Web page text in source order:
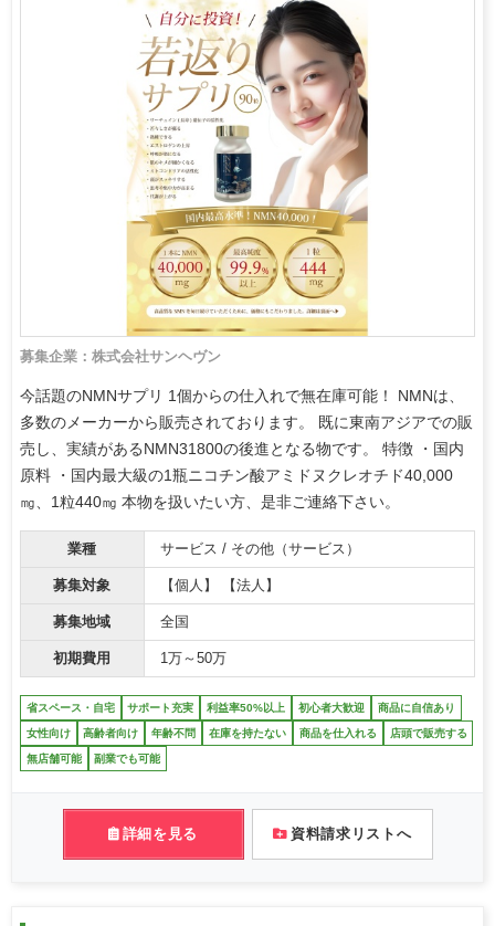
募集企業：株式会社サンヘヴン
今話題のNMNサプリ 1個からの仕入れで無在庫可能！ NMNは、
多数のメーカーから販売されております。 既に東南アジアでの販
売し、実績があるNMN31800の後進となる物です。 特徴 ・国内
原料 ・国内最大級の1瓶ニコチン酸アミドヌクレオチド40,000
㎎、1粒440㎎ 本物を扱いたい方、是非ご連絡下さい。
業種 サービス / その他（サービス）
募集対象 【個人】 【法人】
募集地域 全国
初期費用 1万～50万
省スペース・自宅 サポート充実 利益率50%以上 初心者大歓迎 商品に自信あり
女性向け 高齢者向け 年齢不問 在庫を持たない 商品を仕入れる 店頭で販売する
無店舗可能 副業でも可能
詳細を見る 資料請求リストへ